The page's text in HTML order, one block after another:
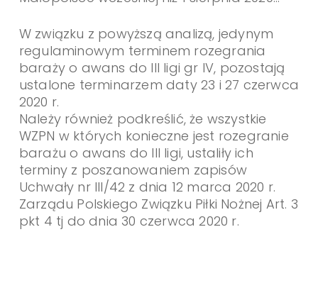
W związku z powyższą analizą, jedynym
regulaminowym terminem rozegrania
baraży o awans do III ligi gr IV, pozostają
ustalone terminarzem daty 23 i 27 czerwca
2020 r.
Należy również podkreślić, że wszystkie
WZPN w których konieczne jest rozegranie
barażu o awans do III ligi, ustaliły ich
terminy z poszanowaniem zapisów
Uchwały nr III/42 z dnia 12 marca 2020 r.
Zarządu Polskiego Związku Piłki Nożnej Art. 3
pkt 4 tj do dnia 30 czerwca 2020 r.